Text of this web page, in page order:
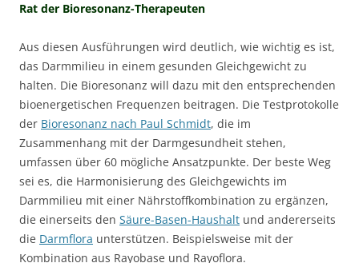
Rat der Bioresonanz-Therapeuten
Aus diesen Ausführungen wird deutlich, wie wichtig es ist,
das Darmmilieu in einem gesunden Gleichgewicht zu
halten. Die Bioresonanz will dazu mit den entsprechenden
bioenergetischen Frequenzen beitragen. Die Testprotokolle
der Bioresonanz nach Paul Schmidt, die im
Zusammenhang mit der Darmgesundheit stehen,
umfassen über 60 mögliche Ansatzpunkte. Der beste Weg
sei es, die Harmonisierung des Gleichgewichts im
Darmmilieu mit einer Nährstoffkombination zu ergänzen,
die einerseits den Säure-Basen-Haushalt und andererseits
die Darmflora unterstützen. Beispielsweise mit der
Kombination aus Rayobase und Rayoflora.